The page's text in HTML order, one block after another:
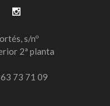
s/nº
2ª planta
73 71 09